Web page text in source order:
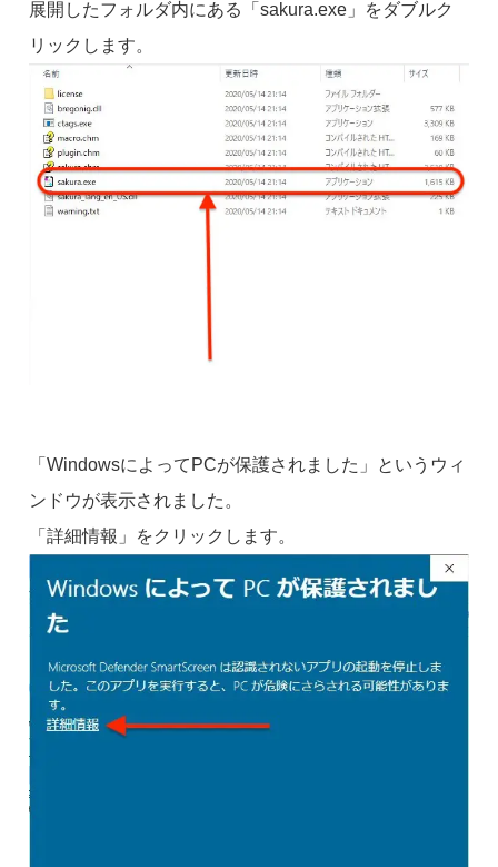
展開したフォルダ内にある「sakura.exe」をダブルク
リックします。
「WindowsによってPCが保護されました」というウィ
ンドウが表示されました。
「詳細情報」をクリックします。